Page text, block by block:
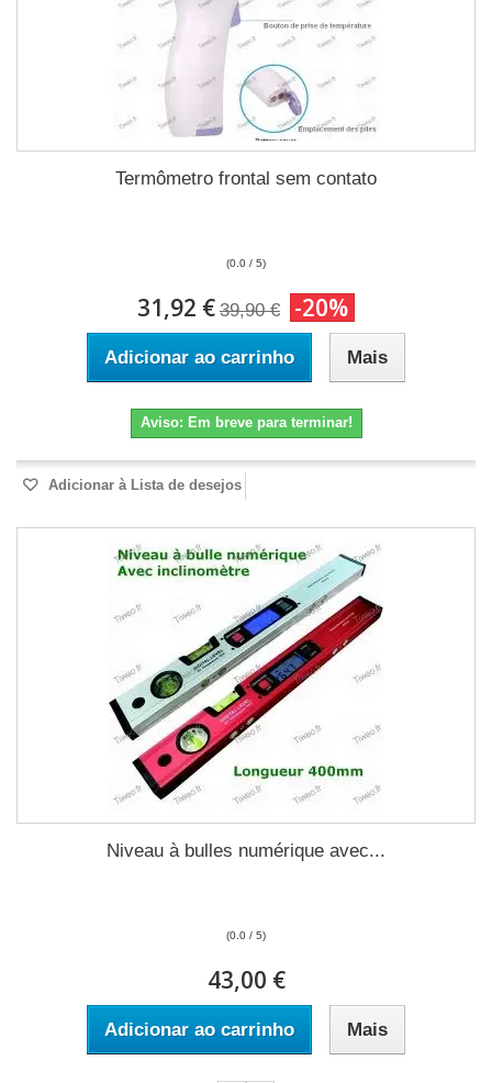
Termômetro frontal sem contato
(0.0 / 5)
31,92 € 39,90 € -20%
Adicionar ao carrinho Mais
Aviso: Em breve para terminar!
Adicionar à Lista de desejos
Niveau à bulles numérique avec...
(0.0 / 5)
43,00 €
Adicionar ao carrinho Mais